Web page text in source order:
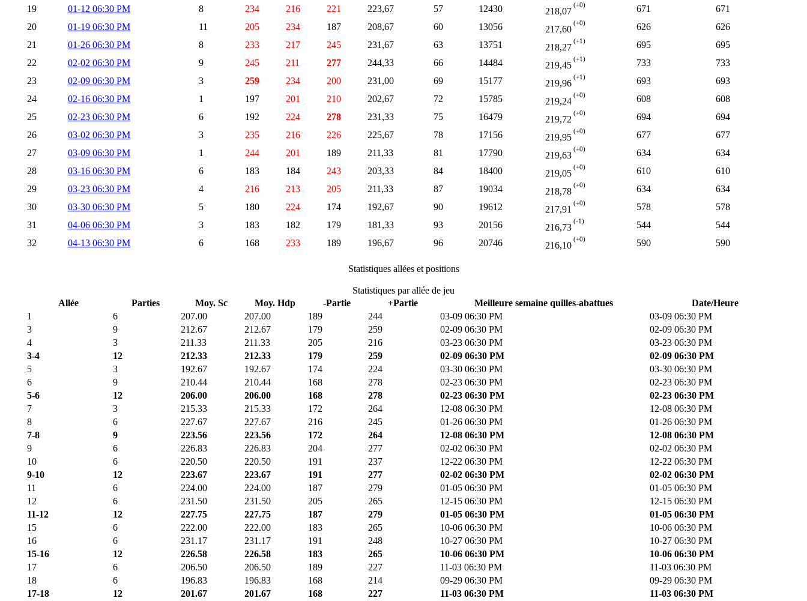
19
01-12 06:30 PM 8 234 216 221 223,67 57 12430 218,07
(+0) 671
671
20
01-19 06:30 PM 11 205 234 187 208,67 60 13056 217,60
(+0) 626
626
21
01-26 06:30 PM 8 233 217 245 231,67 63 13751 218,27
(+1) 695
695
22
02-02 06:30 PM 9 245 211 277 244,33 66 14484 219,45
(+1) 733
733
23
02-09 06:30 PM 3 259 234 200 231,00 69 15177 219,96
(+1) 693
693
24
02-16 06:30 PM 1 197 201 210 202,67 72 15785 219,24
(+0) 608
608
25
02-23 06:30 PM 6 192 224 278 231,33 75 16479 219,72
(+0) 694
694
26
03-02 06:30 PM 3 235 216 226 225,67 78 17156 219,95
(+0) 677
677
27
03-09 06:30 PM 1 244 201 189 211,33 81 17790 219,63
(+0) 634
634
28
03-16 06:30 PM 6 183 184 243 203,33 84 18400 219,05
(+0) 610
610
29
03-23 06:30 PM 4 216 213 205 211,33 87 19034 218,78
(+0) 634
634
30
03-30 06:30 PM 5 180 224 174 192,67 90 19612 217,91
(+0) 578
578
31
04-06 06:30 PM 3 183 182 179 181,33 93 20156 216,73
(-1) 544
544
32
04-13 06:30 PM 6 168 233 189 196,67 96 20746 216,10
(+0) 590 590
Statistiques allées et positions
Statistiques par allée de jeu
Allée
Parties Moy. Sc Moy. Hdp -Partie +Partie Meilleure semaine quilles-abattues
Date/Heure
1
6 207.00 207.00 189 244 03-09 06:30 PM
03-09 06:30 PM
3
9 212.67 212.67 179 259 02-09 06:30 PM
02-09 06:30 PM
4
3 211.33 211.33 205 216 03-23 06:30 PM
03-23 06:30 PM
3-4
12 212.33 212.33 179 259 02-09 06:30 PM
02-09 06:30 PM
5
3 192.67 192.67 174 224 03-30 06:30 PM
03-30 06:30 PM
6
9 210.44 210.44 168 278 02-23 06:30 PM
02-23 06:30 PM
5-6
12 206.00 206.00 168 278 02-23 06:30 PM
02-23 06:30 PM
7
3 215.33 215.33 172 264 12-08 06:30 PM
12-08 06:30 PM
8
6 227.67 227.67 216 245 01-26 06:30 PM
01-26 06:30 PM
7-8
9 223.56 223.56 172 264 12-08 06:30 PM
12-08 06:30 PM
9
6 226.83 226.83 204 277 02-02 06:30 PM
02-02 06:30 PM
10
6 220.50 220.50 191 237 12-22 06:30 PM
12-22 06:30 PM
9-10
12 223.67 223.67 191 277 02-02 06:30 PM
02-02 06:30 PM
11
6 224.00 224.00 187 279 01-05 06:30 PM
01-05 06:30 PM
12
6 231.50 231.50 205 265 12-15 06:30 PM
12-15 06:30 PM
11-12
12 227.75 227.75 187 279 01-05 06:30 PM
01-05 06:30 PM
15
6 222.00 222.00 183 265 10-06 06:30 PM
10-06 06:30 PM
16
6 231.17 231.17 191 248 10-27 06:30 PM
10-27 06:30 PM
15-16
12 226.58 226.58 183 265 10-06 06:30 PM
10-06 06:30 PM
17
6 206.50 206.50 189 227 11-03 06:30 PM
11-03 06:30 PM
18
6 196.83 196.83 168 214 09-29 06:30 PM
09-29 06:30 PM
17-18
12 201.67 201.67 168 227 11-03 06:30 PM 11-03 06:30 PM